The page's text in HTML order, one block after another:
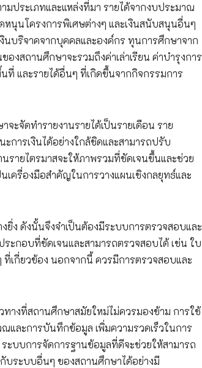
มประเภทและแหล่งที่มา รายได้จากงบประมาณ
นุนโครงการพิเศษต่างๆ และเงินสนับสนุนอื่นๆ
นบริจาคจากบุคคลและองค์กร ทุนการศึกษาจาก
งสถานศึกษาจะรวมถึงค่าเล่าเรียน ค่าบำรุงการ
ที่ และรายได้อื่นๆ ที่เกิดขึ้นจากกิจกรรมการ
ะจัดทำรายงานรายได้เป็นรายเดือน ราย
การเงินได้อย่างใกล้ชิดและสามารถปรับ
รายไตรมาสจะให้ภาพรวมที่ชัดเจนขึ้นและช่วย
เครื่องมือสำคัญในการวางแผนเชิงกลยุทธ์และ
ง ดังนั้นจึงจำเป็นต้องมีระบบการตรวจสอบและ
ะกอบที่ชัดเจนและสามารถตรวจสอบได้ เช่น ใบ
เกี่ยวข้อง นอกจากนี้ ควรมีการตรวจสอบและ
ทางที่สถานศึกษาสมัยใหม่ไม่ควรมองข้าม การใช้
และการบันทึกข้อมูล เพิ่มความรวดเร็วในการ
ะบบการจัดการฐานข้อมูลที่ดีจะช่วยให้สามารถ
บระบบอื่นๆ ของสถานศึกษาได้อย่างมี